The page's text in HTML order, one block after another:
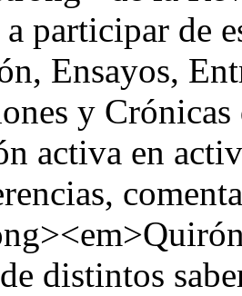
a participar de
Ensayos,
y
activa en
distintos